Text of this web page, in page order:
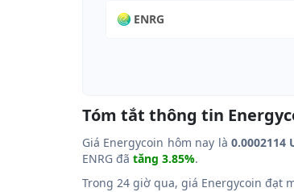
ENRG
Tóm tắt thông tin
Giá Energycoin hôm nay là 0.0002114
ENRG đã tăng 3.85%.
Trong 24 giờ qua, giá Energycoin đạt